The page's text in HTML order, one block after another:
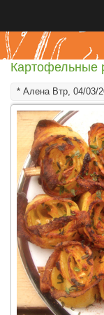
Картофельные
* АленаВтр, 04/03/